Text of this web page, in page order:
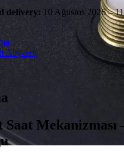
delivery: 10 Ağustos 2026 –
Alışveriş
Saat Mekanizması